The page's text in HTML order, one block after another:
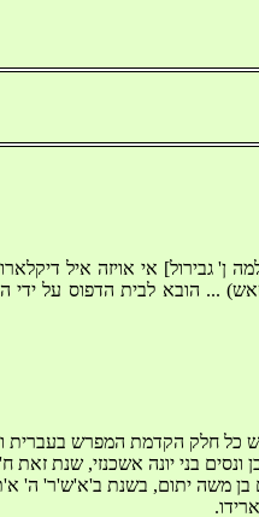
גבירול] אי אויזה איל
... הובא לבית הדפוס על
כל חלק הקדמת המפרש בעברית
בני יונה אשכנזי, שנת
משה יתום, בשנת ב'א'ש'ר' ה'